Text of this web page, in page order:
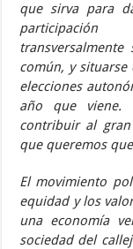
que sirva para
participación
común, y
elecciones
año que viene.
contribuir al
que queremos
El movimiento
equidad y los
una economía
sociedad del